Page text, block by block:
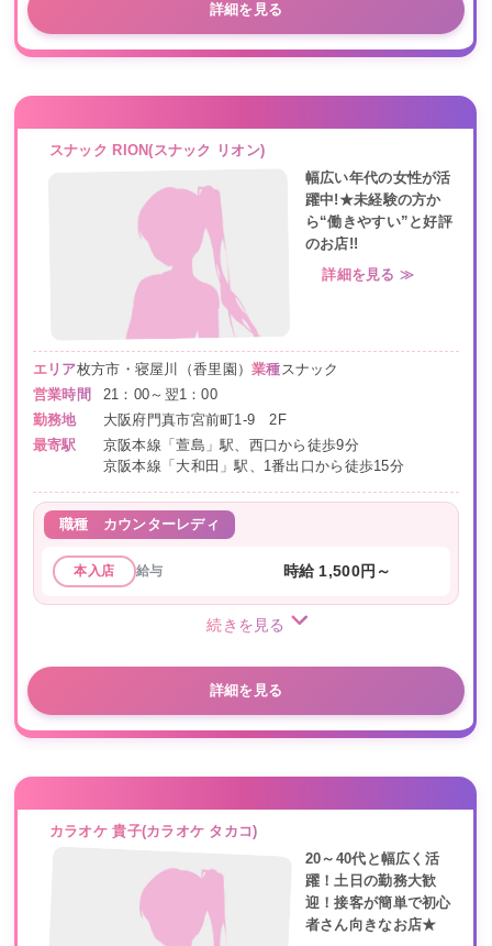
詳細を見る
スナック RION(スナック リオン)
幅広い年代の女性が活
躍中!★未経験の方か
ら“働きやすい”と好評
のお店!!
詳細を見る ≫
エリア枚方市・寝屋川（香里園）業種 スナック
営業時間
21：00～翌1：00
勤務地
大阪府門真市宮前町1-9 2F
最寄駅
京阪本線「萱島」駅、西口から徒歩9分
京阪本線「大和田」駅、1番出口から徒歩15分
職種 カウンターレディ
本入店 給与 時給 1,500円～
続きを見る
詳細を見る
カラオケ 貴子(カラオケ タカコ)
20～40代と幅広く活
躍！土日の勤務大歓
迎！接客が簡単で初心
者さん向きなお店★